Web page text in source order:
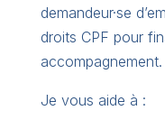
demandeur·se
droits CPF pour
accompagnement.
Je vous aide à :